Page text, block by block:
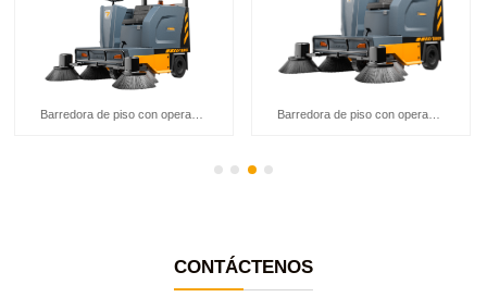
Barredora de piso con operador a bordo Chancee U190P Barredora de piso con operador a bordo Chancee U190
CONTÁCTENOS